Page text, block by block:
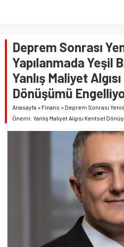
Deprem Sonrası
Yapılanmada Yeşil
Yanlış Maliyet
Dönüşümü
Anasayfa » Finans » Deprem Sonrası
Önemi: Yanlış Maliyet Algısı Kentsel